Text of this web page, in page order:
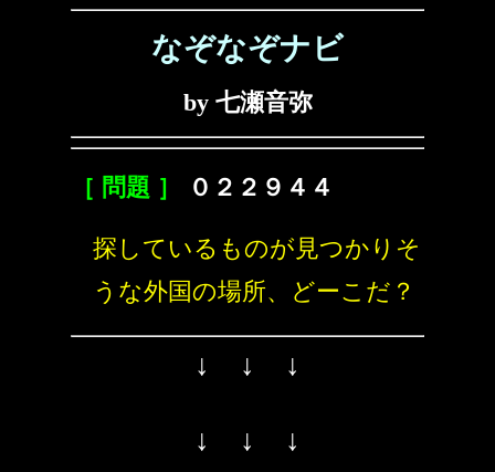
なぞなぞナビ
by 七瀬音弥
［ 問題 ］ ０２２９４４
探しているものが見つかりそ
うな外国の場所、どーこだ？
↓ ↓ ↓
↓ ↓ ↓